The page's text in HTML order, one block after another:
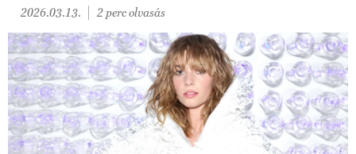
2026.03.13. 2 perc olvasás